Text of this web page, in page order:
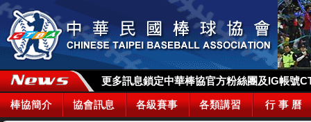
更多訊息鎖定中華棒協官方粉絲團及IG帳號
棒協簡介 協會訊息 各級賽事 各類講習 行 事 曆